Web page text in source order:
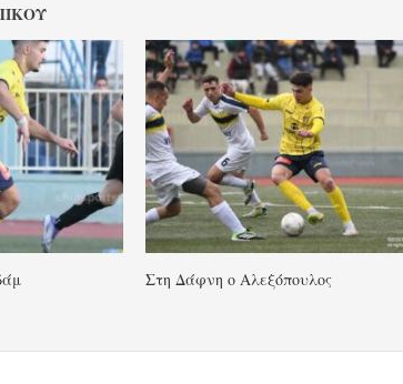
Στη Δάφνη ο Αλεξόπουλος